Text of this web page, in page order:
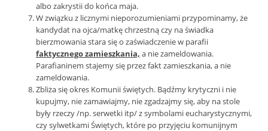
albo zakrystii do końca maja.
W związku z licznymi nieporozumieniami przypominamy, że
kandydat na ojca/matkę chrzestną czy na świadka
bierzmowania stara się o zaświadczenie w parafii
faktycznego zamieszkania, a nie zameldowania.
Parafianinem stajemy się przez fakt zamieszkania, a nie
zameldowania.
Zbliża się okres Komunii świętych. Bądźmy krytyczni i nie
kupujmy, nie zamawiajmy, nie zgadzajmy się, aby na stole
były rzeczy /np. serwetki itp/ z symbolami eucharystycznymi,
czy sylwetkami Świętych, które po przyjęciu komunijnym